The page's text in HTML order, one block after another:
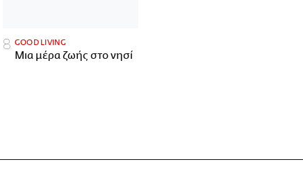
GOOD LIVING
Μια μέρα ζωής στο νησί